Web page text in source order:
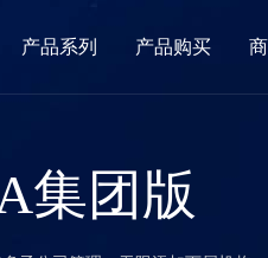
产品系列 产品购买
集团版